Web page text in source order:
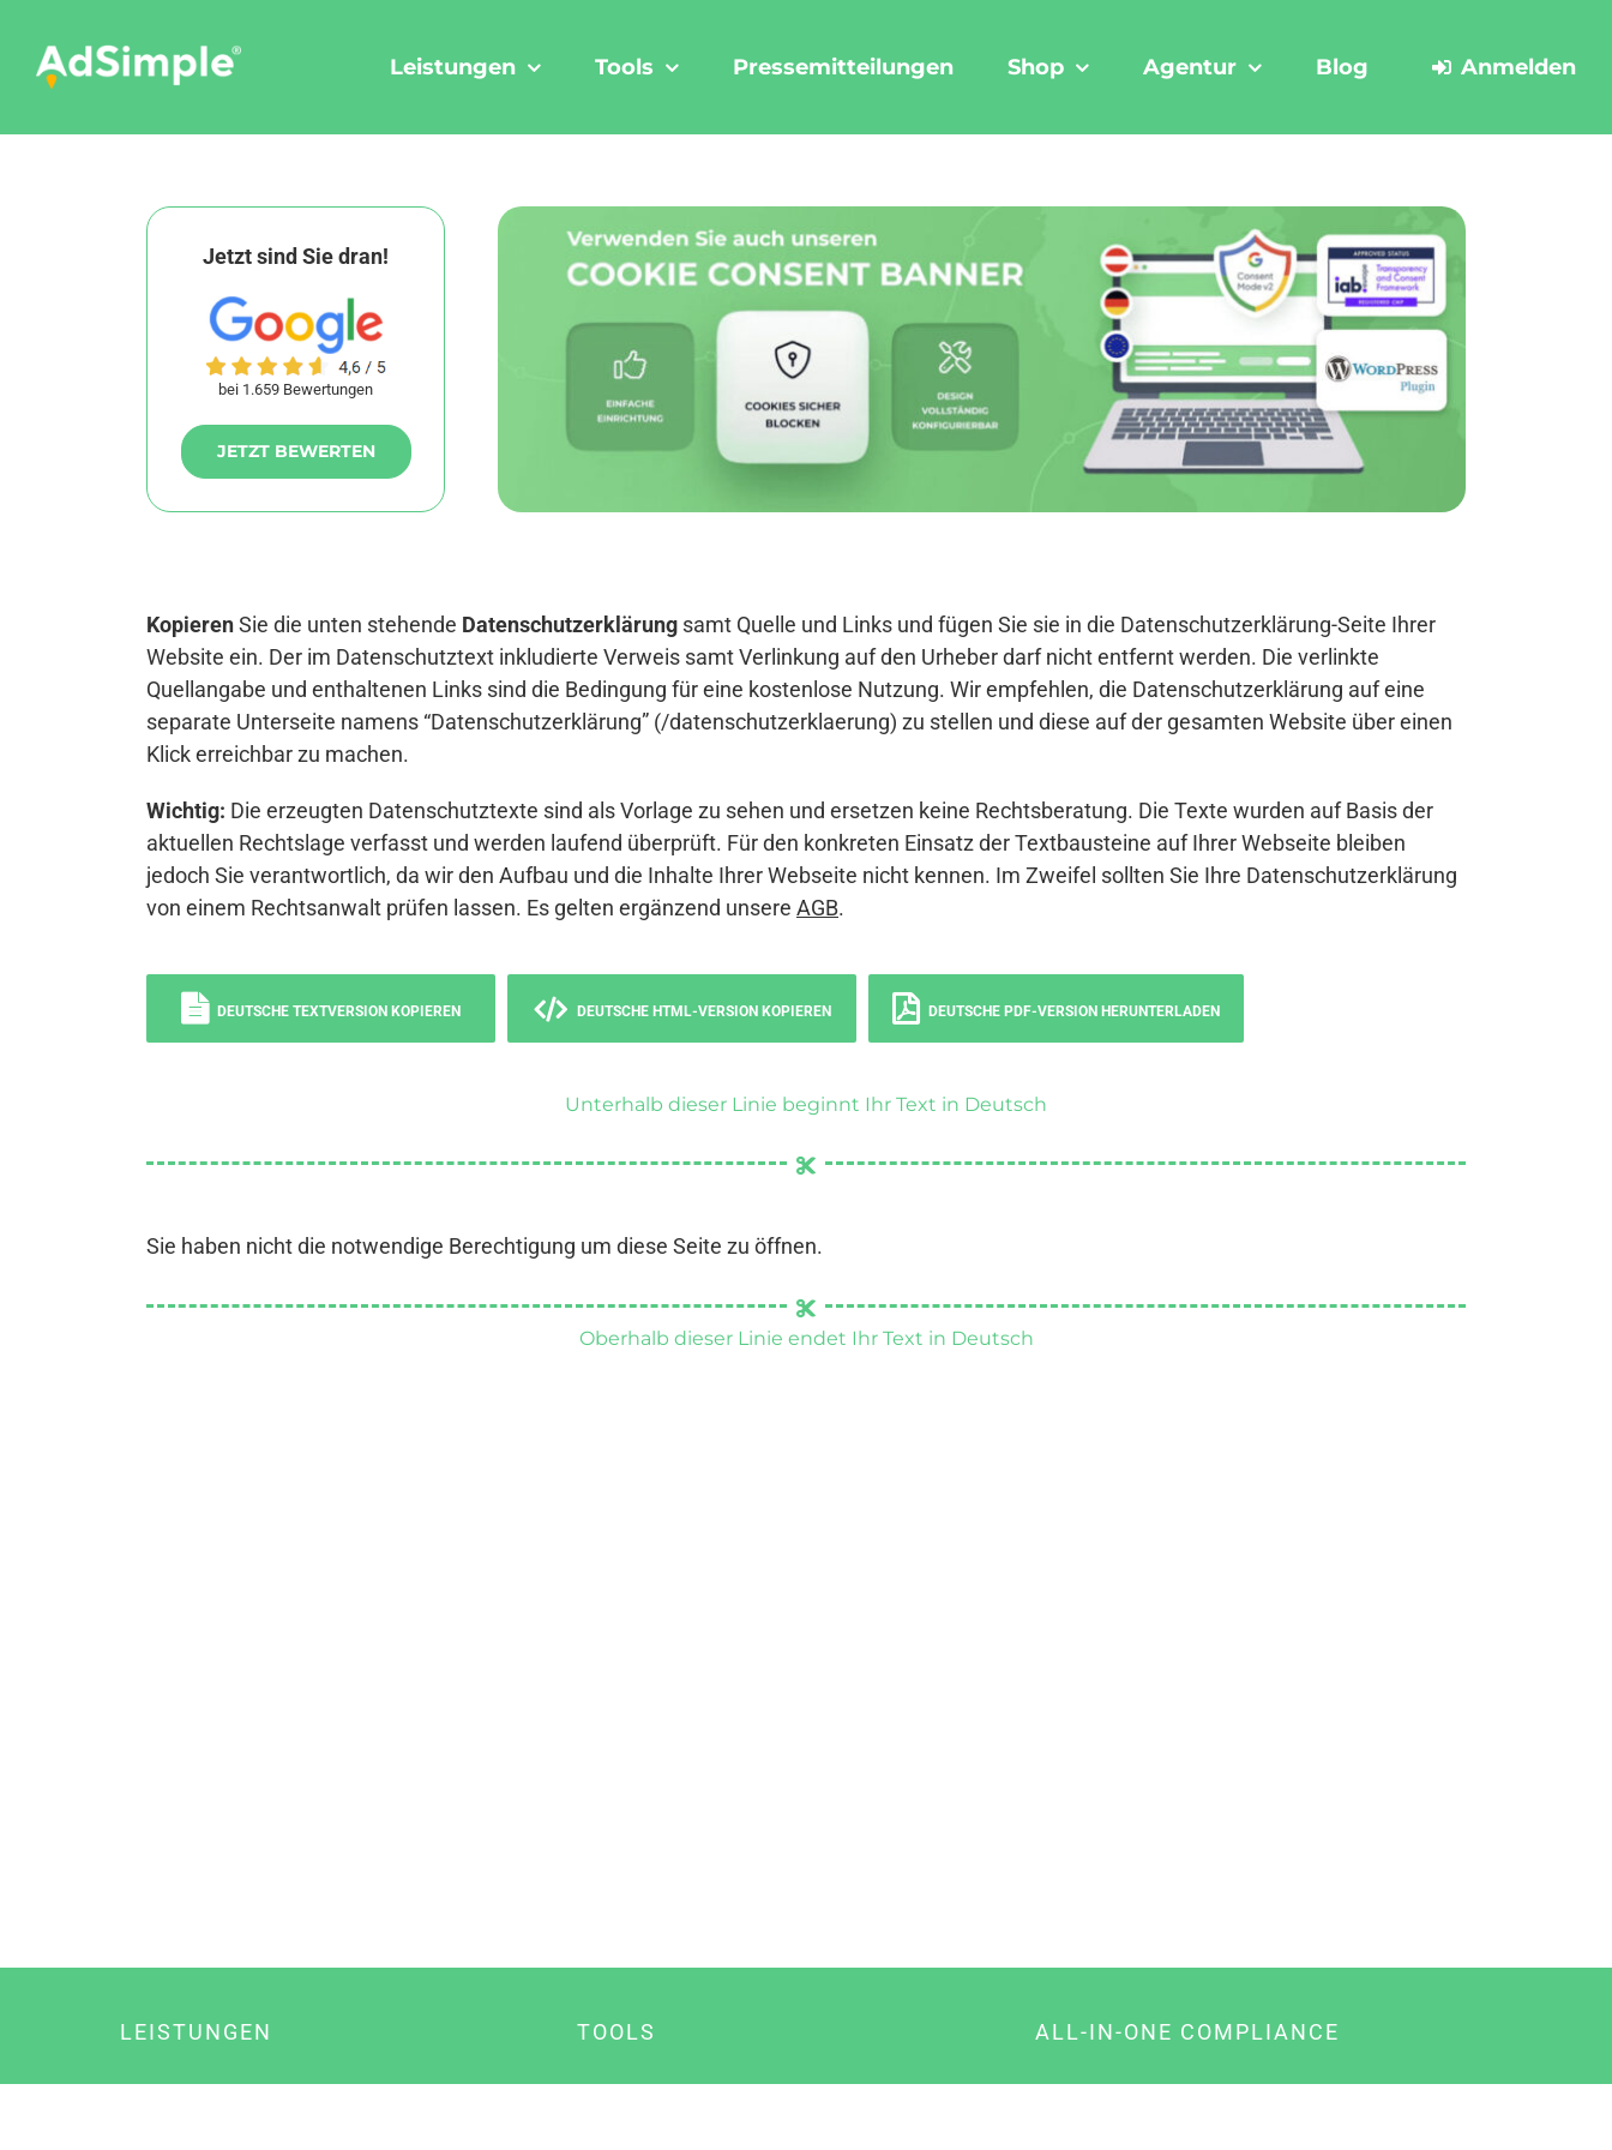
content
Leistungen Tools Pressemitteilungen Shop Agentur Blog Anmelden
Jetzt sind Sie dran!
bei 1.659 Bewertungen
JETZT BEWERTEN
KopierenSie die unten stehende Datenschutzerklärung samt Quelle und Links und fügen Sie sie in die Datenschutzerklärung-Seite Ihrer
Website ein. Der im Datenschutztext inkludierte Verweis samt Verlinkung auf den Urheber darf nicht entfernt werden. Die verlinkte
Quellangabe und enthaltenen Links sind die Bedingung für eine kostenlose Nutzung. Wir empfehlen, die Datenschutzerklärung auf eine
separate Unterseite namens “Datenschutzerklärung” (/datenschutzerklaerung) zu stellen und diese auf der gesamten Website über einen
Klick erreichbar zu machen.
Wichtig: Die erzeugten Datenschutztexte sind als Vorlage zu sehen und ersetzen keine Rechtsberatung. Die Texte wurden auf Basis der
aktuellen Rechtslage verfasst und werden laufend überprüft. Für den konkreten Einsatz der Textbausteine auf Ihrer Webseite bleiben
jedoch Sie verantwortlich, da wir den Aufbau und die Inhalte Ihrer Webseite nicht kennen. Im Zweifel sollten Sie Ihre Datenschutzerklärung
von einem Rechtsanwalt prüfen lassen. Es gelten ergänzend unsere AGB.
DEUTSCHE TEXTVERSION KOPIEREN DEUTSCHE HTML-VERSION KOPIEREN DEUTSCHE PDF-VERSION HERUNTERLADEN
Unterhalb dieser Linie beginnt Ihr Text in Deutsch
Sie haben nicht die notwendige Berechtigung um diese Seite zu öffnen.
Oberhalb dieser Linie endet Ihr Text in Deutsch
LEISTUNGEN TOOLS ALL-IN-ONE COMPLIANCE